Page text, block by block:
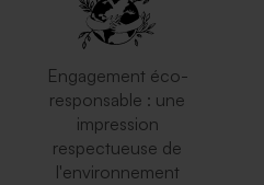
Engagement éco-
responsable : une
impression
respectueuse de
l'environnement